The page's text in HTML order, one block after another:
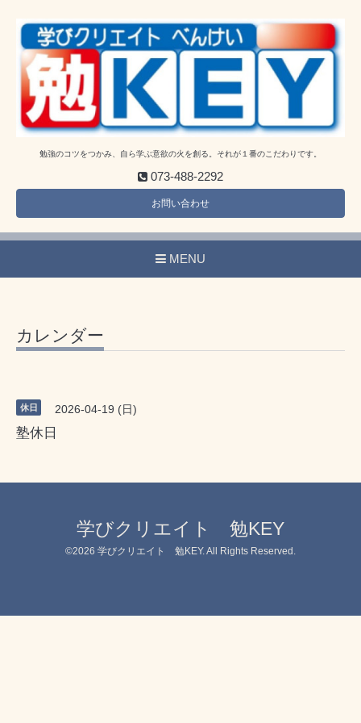
勉強のコツをつかみ、自ら学ぶ意欲の火を創る。それが１番のこだわりです。
073-488-2292
お問い合わせ
MENU
カレンダー
休日 2026-04-19 (日)
塾休日
学びクリエイト 勉KEY
©2026 学びクリエイト 勉KEY. All Rights Reserved.